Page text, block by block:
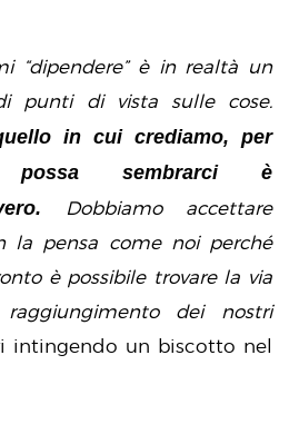
“dipendere” è in realtà un
punti di vista sulle cose.
in cui crediamo, per
possa sembrarci è
Dobbiamo accettare
la pensa come noi perché
è possibile trovare la via
dei nostri
intingendo un biscotto nel